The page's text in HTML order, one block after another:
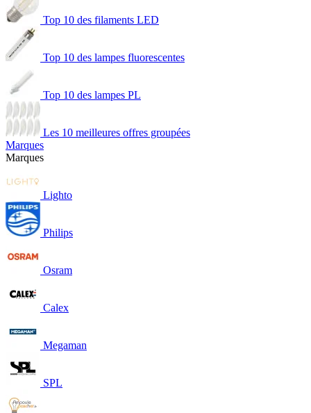
Top 10 des filaments LED
Top 10 des lampes fluorescentes
Top 10 des lampes PL
Les 10 meilleures offres groupées
Marques
Marques
Lighto
Philips
Osram
Calex
Megaman
SPL